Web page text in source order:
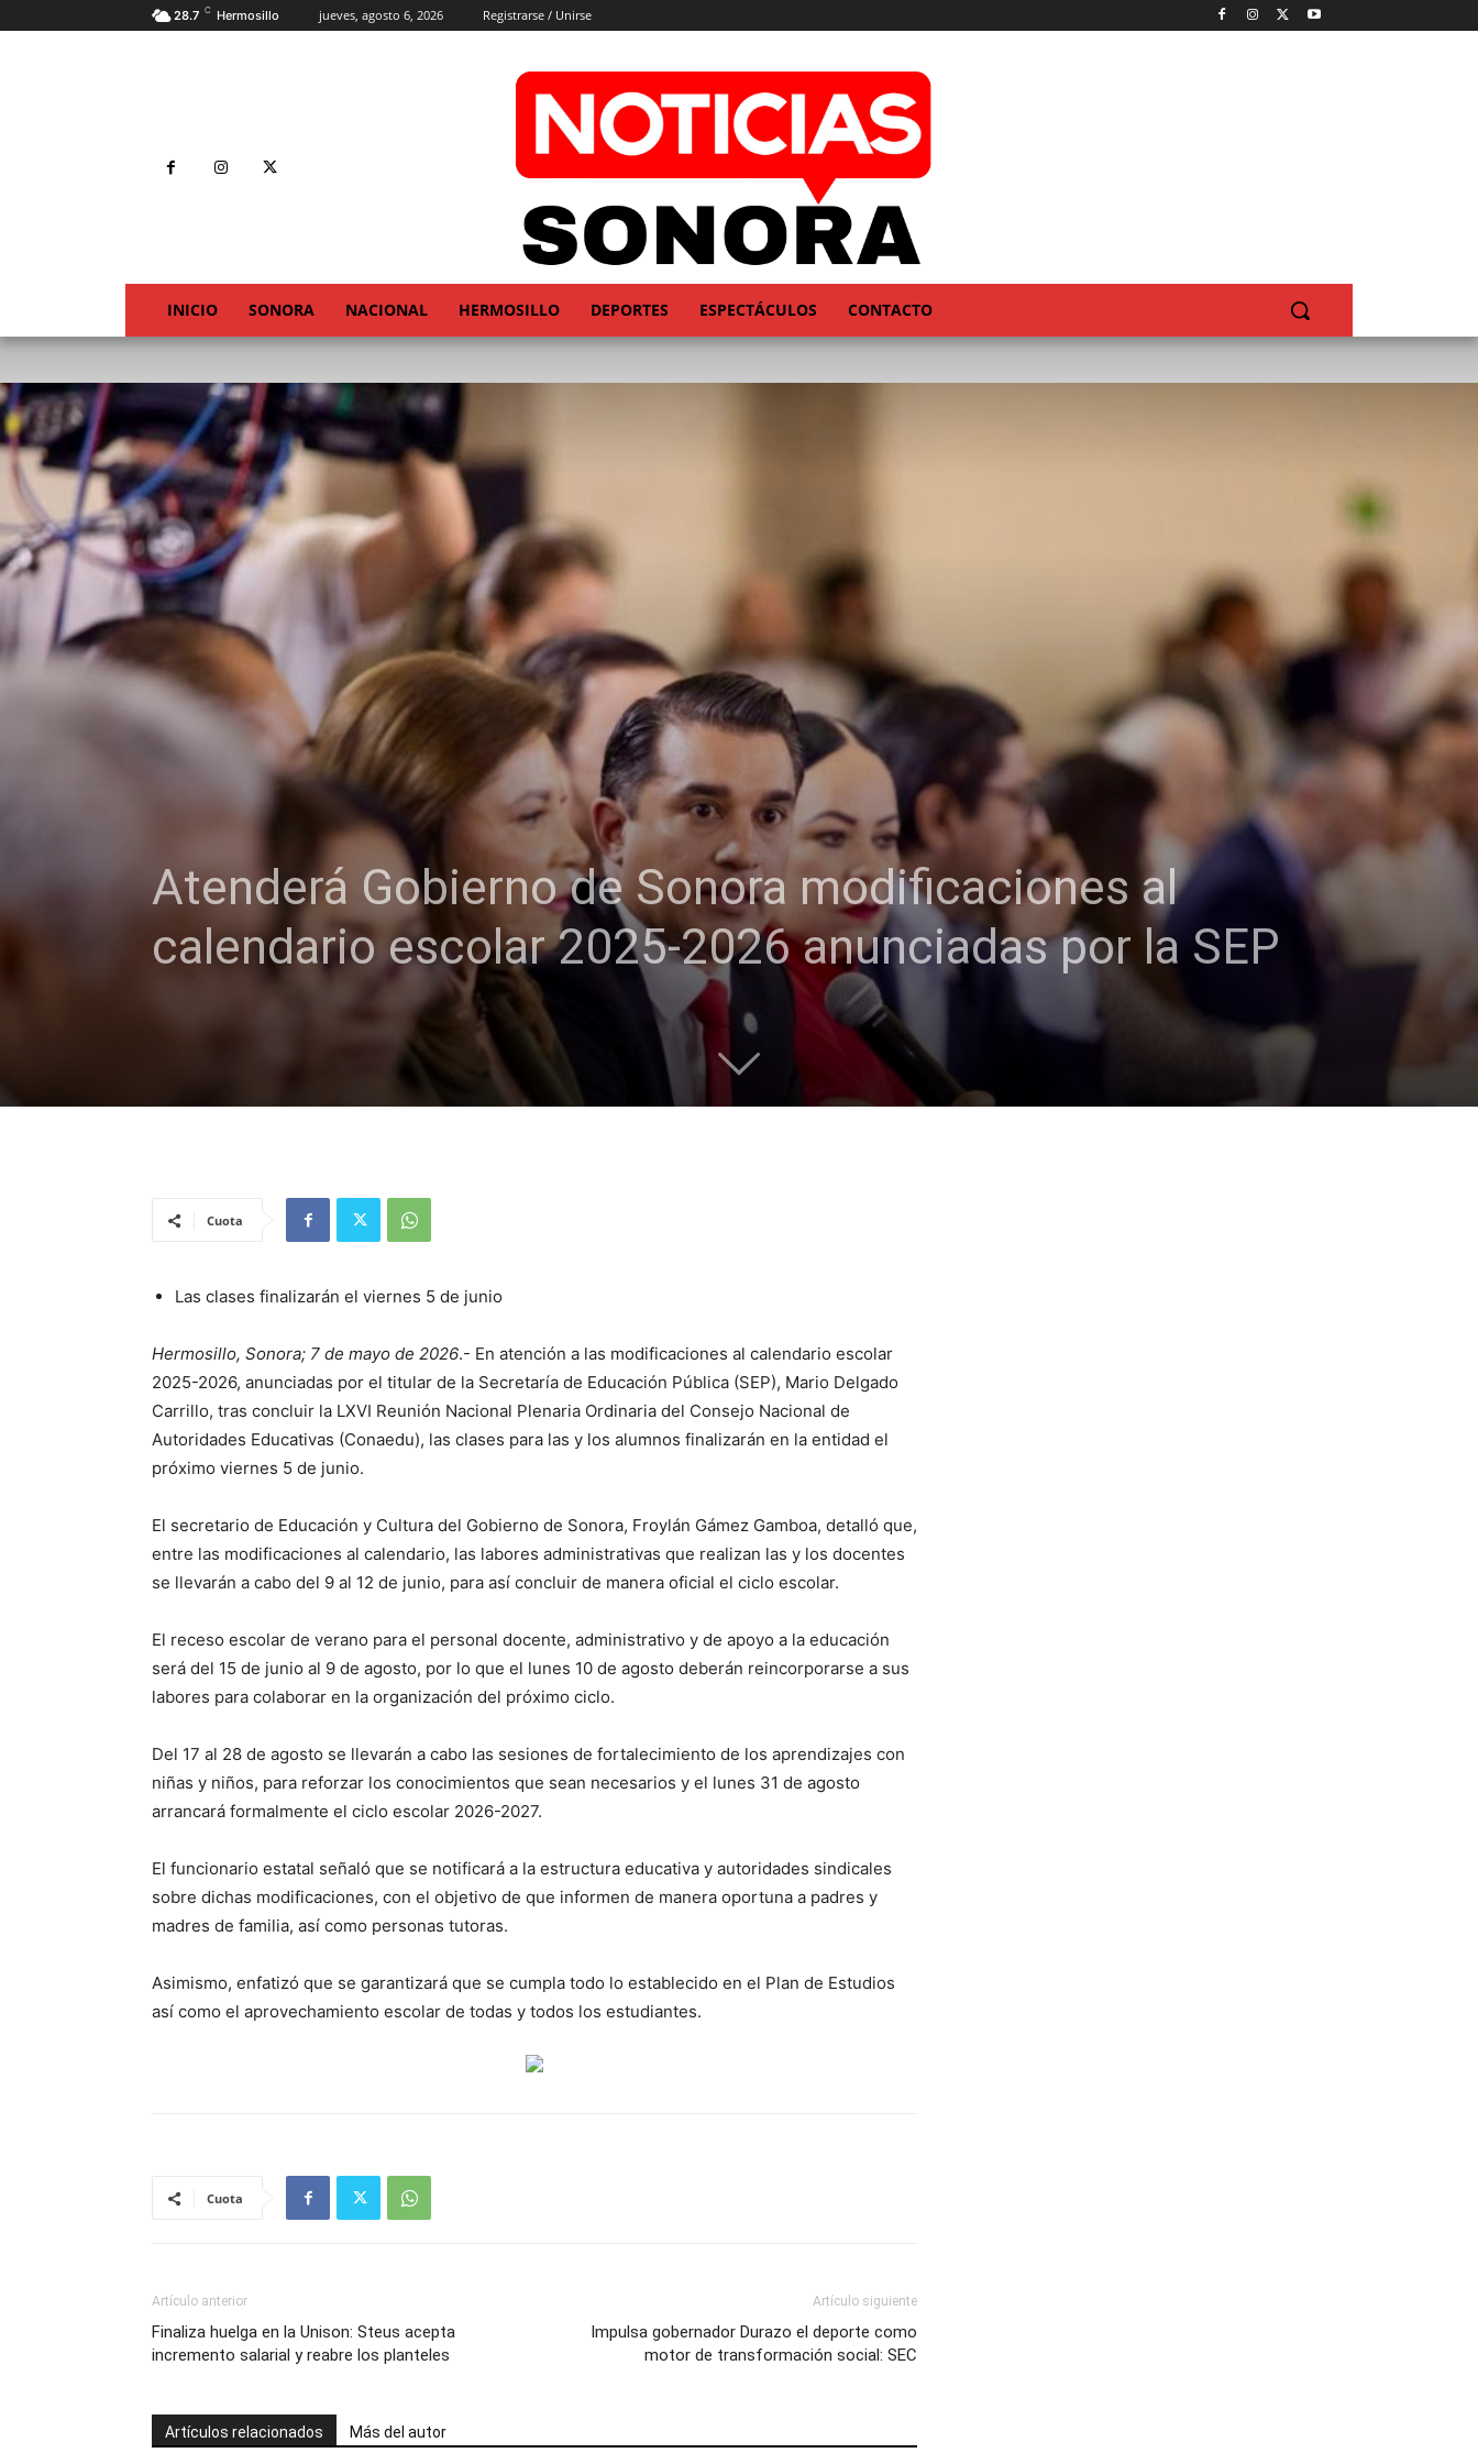
28.7 C Hermosillo jueves, agosto 6, 2026 Registrarse / Unirse
INICIO SONORA NACIONAL HERMOSILLO DEPORTES ESPECTÁCULOS CONTACTO
Atenderá Gobierno de Sonora modificaciones al
calendario escolar 2025-2026 anunciadas por la SEP
Cuota
Las clases finalizarán el viernes 5 de junio
Hermosillo, Sonora; 7 de mayo de 2026.- En atención a las modificaciones al calendario escolar
2025-2026, anunciadas por el titular de la Secretaría de Educación Pública (SEP), Mario Delgado
Carrillo, tras concluir la LXVI Reunión Nacional Plenaria Ordinaria del Consejo Nacional de
Autoridades Educativas (Conaedu), las clases para las y los alumnos finalizarán en la entidad el
próximo viernes 5 de junio.
El secretario de Educación y Cultura del Gobierno de Sonora, Froylán Gámez Gamboa, detalló que,
entre las modificaciones al calendario, las labores administrativas que realizan las y los docentes
se llevarán a cabo del 9 al 12 de junio, para así concluir de manera oficial el ciclo escolar.
El receso escolar de verano para el personal docente, administrativo y de apoyo a la educación
será del 15 de junio al 9 de agosto, por lo que el lunes 10 de agosto deberán reincorporarse a sus
labores para colaborar en la organización del próximo ciclo.
Del 17 al 28 de agosto se llevarán a cabo las sesiones de fortalecimiento de los aprendizajes con
niñas y niños, para reforzar los conocimientos que sean necesarios y el lunes 31 de agosto
arrancará formalmente el ciclo escolar 2026-2027.
El funcionario estatal señaló que se notificará a la estructura educativa y autoridades sindicales
sobre dichas modificaciones, con el objetivo de que informen de manera oportuna a padres y
madres de familia, así como personas tutoras.
Asimismo, enfatizó que se garantizará que se cumpla todo lo establecido en el Plan de Estudios
así como el aprovechamiento escolar de todas y todos los estudiantes.
Cuota
Artículo anterior
Finaliza huelga en la Unison: Steus acepta
incremento salarial y reabre los planteles
Artículo siguiente
Impulsa gobernador Durazo el deporte como
motor de transformación social: SEC
Artículos relacionados Más del autor